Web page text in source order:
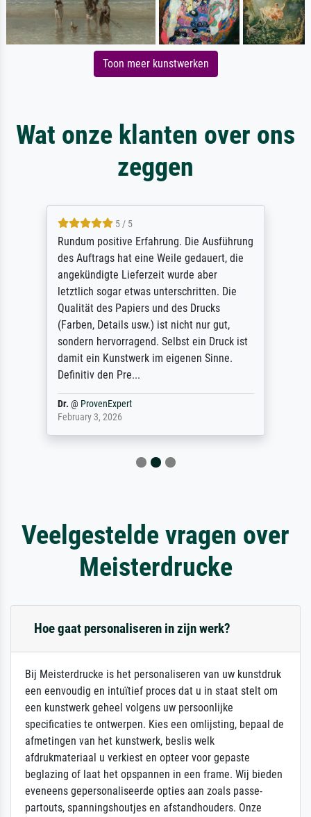
Toon meer kunstwerken
Wat onze klanten over ons
zeggen
5 / 5
Rundum positive Erfahrung. Die Ausführung
des Auftrags hat eine Weile gedauert, die
angekündigte Lieferzeit wurde aber
letztlich sogar etwas unterschritten. Die
Qualität des Papiers und des Drucks
(Farben, Details usw.) ist nicht nur gut,
sondern hervorragend. Selbst ein Druck ist
damit ein Kunstwerk im eigenen Sinne.
Definitiv den Pre...
Dr. @ ProvenExpert
February 3, 2026
Veelgestelde vragen over
Meisterdrucke
Hoe gaat personaliseren in zijn werk?
Bij Meisterdrucke is het personaliseren van uw kunstdruk
een eenvoudig en intuïtief proces dat u in staat stelt om
een kunstwerk geheel volgens uw persoonlijke
specificaties te ontwerpen. Kies een omlijsting, bepaal de
afmetingen van het kunstwerk, beslis welk
afdrukmateriaal u verkiest en opteer voor gepaste
beglazing of laat het opspannen in een frame. Wij bieden
eveneens gepersonaliseerde opties aan zoals passe-
partouts, spanningshoutjes en afstandhouders. Onze